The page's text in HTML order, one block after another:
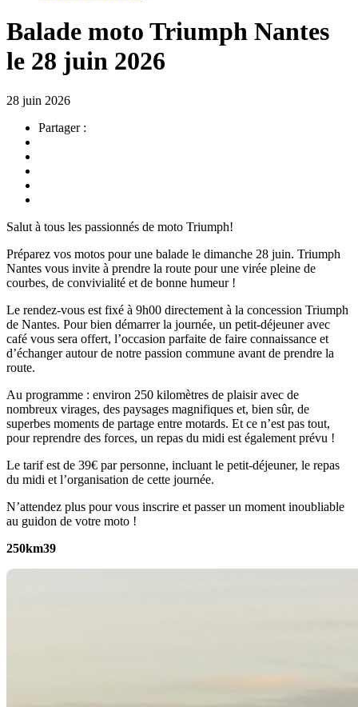
Balade moto Triumph Nantes
le 28 juin 2026
28 juin 2026
Partager :
Salut à tous les passionnés de moto Triumph!
Préparez vos motos pour une balade le dimanche 28 juin. Triumph
Nantes vous invite à prendre la route pour une virée pleine de
courbes, de convivialité et de bonne humeur !
Le rendez-vous est fixé à 9h00 directement à la concession Triumph
de Nantes. Pour bien démarrer la journée, un petit-déjeuner avec
café vous sera offert, l’occasion parfaite de faire connaissance et
d’échanger autour de notre passion commune avant de prendre la
route.
Au programme : environ 250 kilomètres de plaisir avec de
nombreux virages, des paysages magnifiques et, bien sûr, de
superbes moments de partage entre motards. Et ce n’est pas tout,
pour reprendre des forces, un repas du midi est également prévu !
Le tarif est de 39€ par personne, incluant le petit-déjeuner, le repas
du midi et l’organisation de cette journée.
N’attendez plus pour vous inscrire et passer un moment inoubliable
au guidon de votre moto !
250km39